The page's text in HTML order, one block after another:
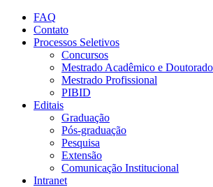
Conteúdo principal
FAQ
Contato
Processos Seletivos
Concursos
Mestrado Acadêmico e Doutorado
Mestrado Profissional
PIBID
Editais
Graduação
Pós-graduação
Pesquisa
Extensão
Comunicação Institucional
Intranet